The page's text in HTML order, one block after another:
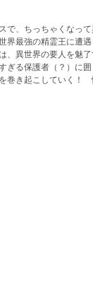
で、ちっちゃくなっ
界最強の精霊王に遭
、異世界の要人を魅
ぎる保護者（？）に
巻き起こしていく！